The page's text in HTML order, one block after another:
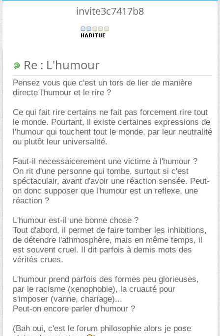
invite3c7417b8
Re : L'humour
Pensez vous que c'est un tors de lier de manière
directe l'humour et le rire ?
Ce qui fait rire certains ne fait pas forcement rire tout
le monde. Pourtant, il existe certaines expressions de
l'humour qui touchent tout le monde, par leur neutralité
ou plutôt leur universalité.
Faut-il necessaicerement une victime à l'humour ?
On rit d'une personne qui tombe, surtout si c'est
spéctaculair, avant d'avoir une réaction sensée. Peut-
on donc supposer que l'humour est un reflexe, une
réaction ?
L'humour est-il une bonne chose ?
Tout d'abord, il permet de faire tomber les inhibitions,
de détendre l'athmosphère, mais en même temps, il
est souvent cruel. Il dit parfois à demis mots des
vérités crues.
L'humour prend parfois des formes peu glorieuses,
par le racisme (xenophobie), la cruauté pour
s'imposer (vanne, chariage)...
Peut-on encore parler d'humour ?
(Bah oui, c'est le forum philosophie alors je pose